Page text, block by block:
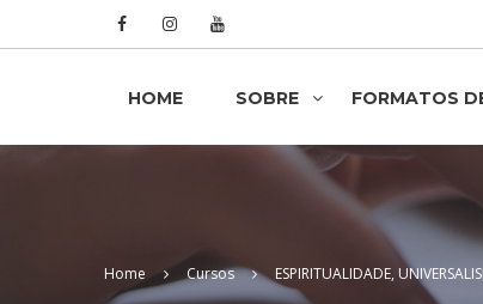
HOME SOBRE FORMATOS
Home Cursos ESPIRITUALIDADE,